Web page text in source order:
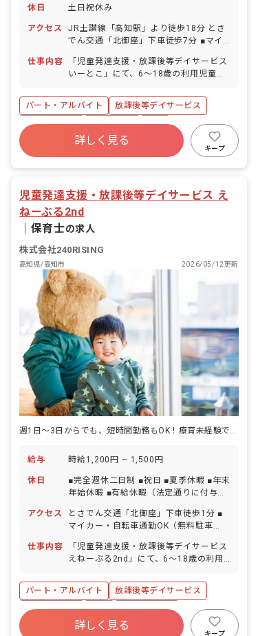
休日 土日祝休み
アクセス
JR土讃線「高知駅」より徒歩18分 とさ
でん交通「北御座」下車徒歩7分 ■マイ
輪場完備）
仕事内容
「児童発達支援・放課後等デイサービス
いーとこ」にて、6～18歳の利用児童を
日定員10名の利用児童を4～5人の職員
でサポートします。 ■具体的な仕事内容
※福祉サービスが初めての方でも、不安
なく業務ができるように経験豊富の職員
に相談ができる体制を整えています！ ・
ュニケーション ・利用児童の送迎（AT
社用車使用／車種：ミニバン他／送迎エ
リア：高知市内東側） ※専門の運転者が
いるため基本的に送迎業務はありません
が、利用者の都合上、お願いする場合が
ございます。社用車は軽自動車もあるた
め、ご安心ください。 ■放課後デイサー
ビスに加え、児童発達支援事業を実施 上
記仕事内容以外にも、未就学児を担当す
ることが可能です。
パート・アルバイト
放課後等デイサービス
社会保険完備
土日祝休み
有給
福利厚生充実
残業少なめ
昇給昇進あり
詳しく見る
キープ
児童発達支援・放課後等デイサービス え
ねーぶる2nd
保育士の求人
株式会社240RISING
高知県/高知市 2026/05/12更新
週1日～3日からでも、短時間勤務もOK！療育未経験でもご応募大歓迎！
給与 時給1,200円 ~ 1,500円
休日
■完全週休二日制 ■祝日 ■夏季休暇 ■年末
年始休暇 ■有給休暇（法定通りに付与／
産前産後・育児休暇（取得率100％・復
帰率100％） ※お子様の体調不良や行事
による遅刻・早退・欠席の相談可能 ※体
調不良等で職員配置が少なくなった際に
良などについて「お互い様」という意識
が職員全体に広がっており、スムーズに
アクセス
とさでん交通「北御座」下車徒歩1分 ■
マイカー・自転車通勤OK（無料駐車
仕事内容
「児童発達支援・放課後等デイサービス
えねーぶる2nd」にて、6～18歳の利用
す。 1日定員10名の利用児童を4～5人の
職員でサポートします。 ■具体的な仕事
内容 ※福祉サービスが初めての方でも、
不安なく業務ができるように経験豊富の
職員に相談ができる体制を整えていま
パート・アルバイト
放課後等デイサービス
社会保険完備
有給
福利厚生充実
昇給昇進あり 産休育休制度
詳しく見る
キープ